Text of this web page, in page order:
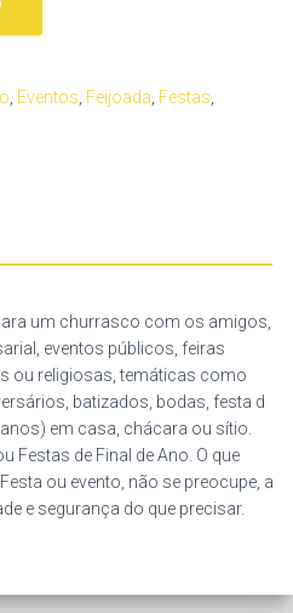
Eventos Feijoada Festas
um churrasco com os amigos,
eventos públicos, feiras
ou religiosas, temáticas como
batizados, bodas, festa d
em casa, chácara ou sítio.
Festas de Final de Ano. O que
ou evento, não se preocupe, a
e segurança do que precisar.